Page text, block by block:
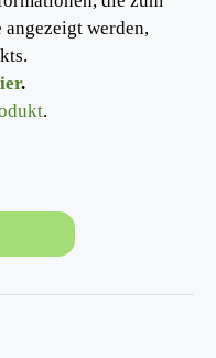
werden,
.
.